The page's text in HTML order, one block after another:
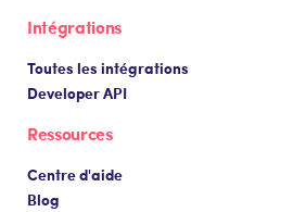
Intégrations
Toutes les intégrations
Developer API
Ressources
Centre d'aide
Blog